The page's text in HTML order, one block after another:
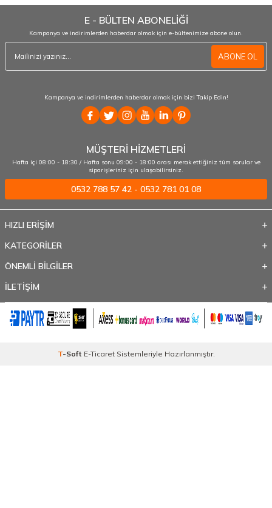
E - BÜLTEN ABONELİĞİ
Kampanya ve indirimlerden haberdar olmak için e-bültenimize abone olun.
ABONE OL
Kampanya ve indirimlerden haberdar olmak için bizi Takip Edin!
MÜŞTERİ HİZMETLERİ
Hafta içi 08:00 - 18:30 / Hafta sonu 09:00 - 18:00 arası merak ettiğiniz tüm sorular ve
siparişleriniz için ulaşabilirsiniz.
0532 788 57 42 - 0532 781 01 08
HIZLI ERİŞİM
KATEGORİLER
ÖNEMLİ BİLGİLER
İLETİŞİM
T-Soft E-TicaretSistemleriyle Hazırlanmıştır.